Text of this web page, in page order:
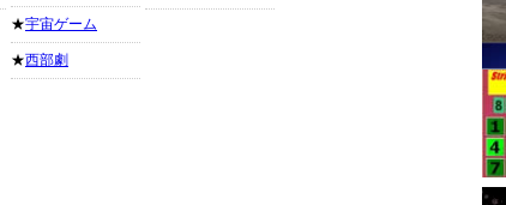
★宇宙ゲーム
★西部劇